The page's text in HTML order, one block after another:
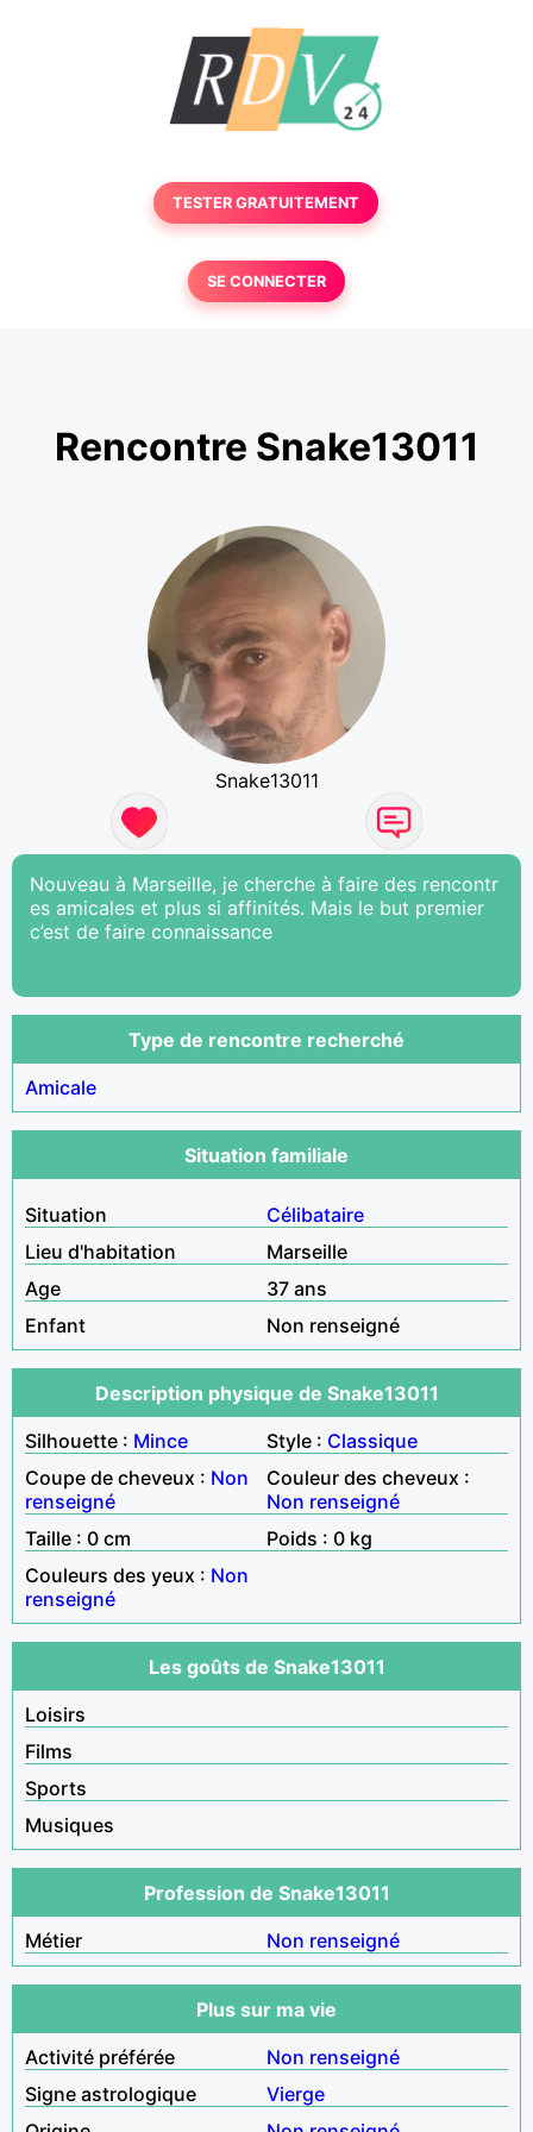
TESTER GRATUITEMENT
SE CONNECTER
Rencontre Snake13011
Snake13011
Nouveau à Marseille, je cherche à faire des rencontr
es amicales et plus si affinités. Mais le but premier
c’est de faire connaissance
Type de rencontre recherché
Amicale
Situation familiale
Situation
Célibataire
Lieu d'habitation
Marseille
Age
37 ans
Enfant
Non renseigné
Description physique de Snake13011
Silhouette : Mince Style : Classique
Coupe de cheveux : Non
renseigné
Couleur des cheveux :
Non renseigné
Taille : 0 cm
Poids : 0 kg
Couleurs des yeux : Non
renseigné
Les goûts de Snake13011
Loisirs
Films
Sports
Musiques
Profession de Snake13011
Métier
Non renseigné
Plus sur ma vie
Activité préférée
Non renseigné
Signe astrologique
Vierge